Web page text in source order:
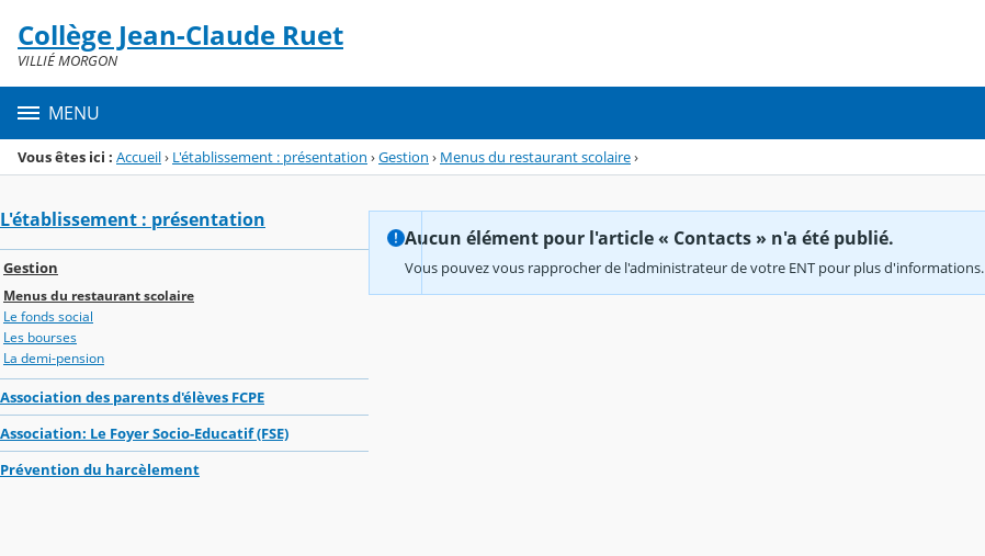
Menu de la rubrique
Contenu
Collège Jean-Claude Ruet
VILLIÉ MORGON
MENU
Vous êtes ici : Accueil› L'établissement : présentation ›Gestion › Menus du restaurant scolaire›
L'établissement : présentation
Gestion
Menus du restaurant scolaire
Le fonds social
Les bourses
La demi-pension
Association des parents d'élèves FCPE
Association: Le Foyer Socio-Educatif (FSE)
Prévention du harcèlement
Aucun élément pour l'article « Contacts » n'a été publié.
Vous pouvez vous rapprocher de l'administrateur de votre ENT pour plus d'informations.